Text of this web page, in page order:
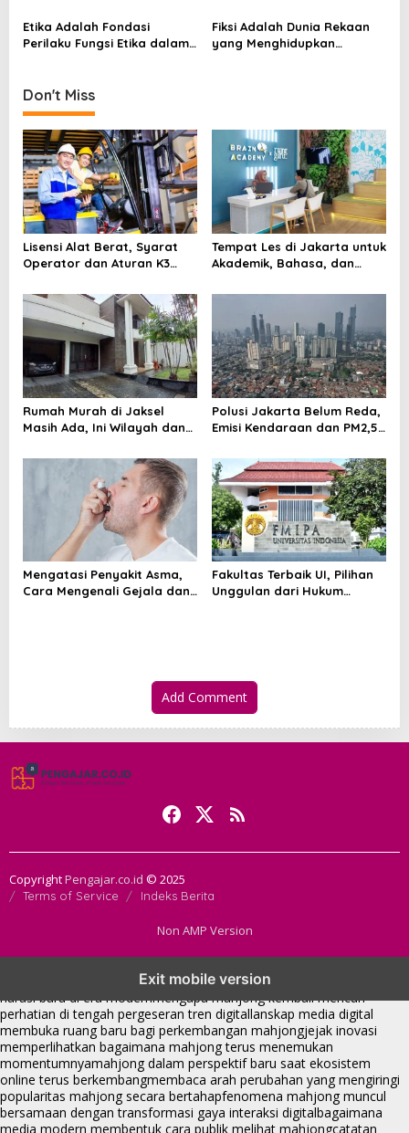
o
Konsep Geografi Beserta
Contohnya
Etika Adalah Fondasi
Perilaku Fungsi Etika dalam
Fiksi Adalah Dunia Rekaan
yang Menghidupkan
Don't Miss
Lisensi Alat Berat, Syarat
Operator dan Aturan K3
Tempat Les di Jakarta untuk
Akademik, Bahasa, dan
Rumah Murah di Jaksel
Masih Ada, Ini Wilayah dan
Polusi Jakarta Belum Reda,
Emisi Kendaraan dan PM2,5
Mengatasi Penyakit Asma,
Cara Mengenali Gejala dan
Fakultas Terbaik UI, Pilihan
Unggulan dari Hukum
Add Comment
CopyrightPengajar.co.id © 2025
Terms of Service Indeks Berita
Non AMP Version
Exit mobile version
dari komunitas hingga platform mahjong membangun
narasi baru di era modernmengapa mahjong kembali mencuri
perhatian di tengah pergeseran tren digitallanskap media digital
membuka ruang baru bagi perkembangan mahjongjejak inovasi
memperlihatkan bagaimana mahjong terus menemukan
momentumnyamahjong dalam perspektif baru saat ekosistem
online terus berkembangmembaca arah perubahan yang mengiringi
popularitas mahjong secara bertahapfenomena mahjong muncul
bersamaan dengan transformasi gaya interaksi digitalbagaimana
media modern membentuk cara publik melihat mahjongcatatan